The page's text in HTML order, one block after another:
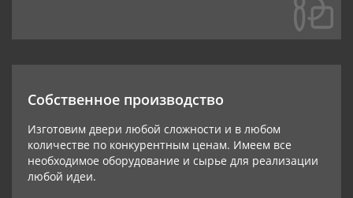
Собственное производство
Изготовим двери любой сложности и в любом
количестве по конкурентным ценам. Имеем все
необходимое оборудование и сырье для реализации
любой идеи.